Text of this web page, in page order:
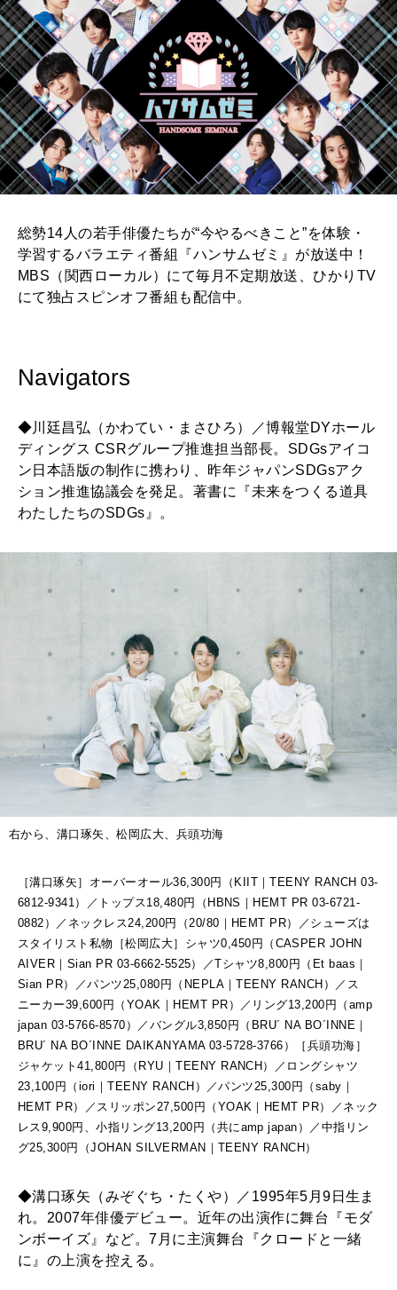
総勢14人の若手俳優たちが“今やるべきこと”を体験・
学習するバラエティ番組『ハンサムゼミ』が放送中！
MBS（関西ローカル）にて毎月不定期放送、ひかりTV
にて独占スピンオフ番組も配信中。
Navigators
◆川廷昌弘（かわてい・まさひろ）／博報堂DYホール
ディングス CSRグループ推進担当部長。SDGsアイコ
ン日本語版の制作に携わり、昨年ジャパンSDGsアク
ション推進協議会を発足。著書に『未来をつくる道具
わたしたちのSDGs』。
右から、溝口琢矢、松岡広大、兵頭功海
［溝口琢矢］オーバーオール36,300円（KIIT｜TEENY RANCH 03-
6812-9341）／トップス18,480円（HBNS｜HEMT PR 03-6721-
0882）／ネックレス24,200円（20/80｜HEMT PR）／シューズは
スタイリスト私物［松岡広大］シャツ0,450円（CASPER JOHN
AIVER｜Sian PR 03-6662-5525）／Tシャツ8,800円（Et baas｜
Sian PR）／パンツ25,080円（NEPLA｜TEENY RANCH）／ス
ニーカー39,600円（YOAK｜HEMT PR）／リング13,200円（amp
japan 03-5766-8570）／バングル3,850円（BRU´ NA BO´INNE｜
BRU´ NA BO´INNE DAIKANYAMA 03-5728-3766）［兵頭功海］
ジャケット41,800円（RYU｜TEENY RANCH）／ロングシャツ
23,100円（iori｜TEENY RANCH）／パンツ25,300円（saby｜
HEMT PR）／スリッポン27,500円（YOAK｜HEMT PR）／ネック
レス9,900円、小指リング13,200円（共にamp japan）／中指リン
グ25,300円（JOHAN SILVERMAN｜TEENY RANCH）
◆溝口琢矢（みぞぐち・たくや）／1995年5月9日生ま
れ。2007年俳優デビュー。近年の出演作に舞台『モダ
ンボーイズ』など。7月に主演舞台『クロードと一緒
に』の上演を控える。